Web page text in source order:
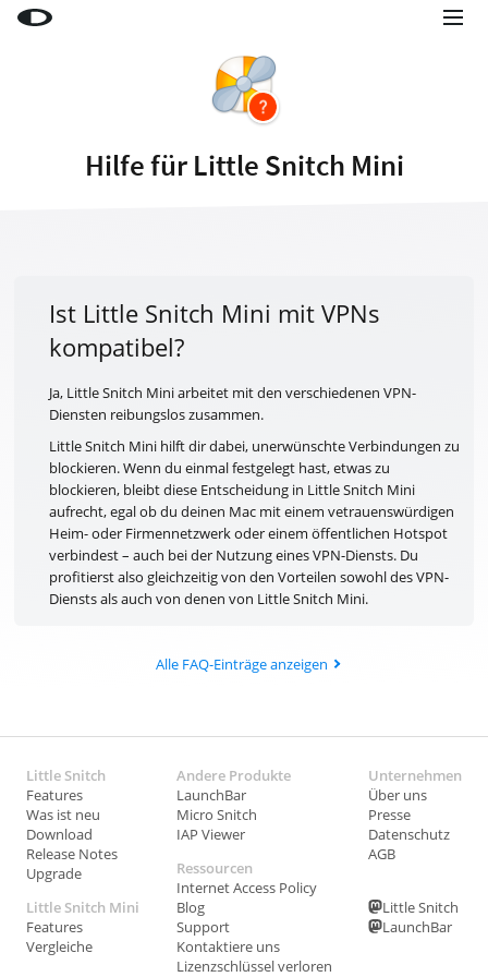
LaunchBar
Shop
Support
Blog
Hilfe für Little Snitch Mini
Ist Little Snitch Mini mit VPNs
kompatibel?
Ja, Little Snitch Mini arbeitet mit den verschiedenen VPN-
Diensten reibungslos zusammen.
Little Snitch Mini hilft dir dabei, unerwünschte Verbindungen zu
blockieren. Wenn du einmal festgelegt hast, etwas zu
blockieren, bleibt diese Entscheidung in Little Snitch Mini
aufrecht, egal ob du deinen Mac mit einem vetrauenswürdigen
Heim- oder Firmennetzwerk oder einem öffentlichen Hotspot
verbindest – auch bei der Nutzung eines VPN-Diensts. Du
profitierst also gleichzeitig von den Vorteilen sowohl des VPN-
Diensts als auch von denen von Little Snitch Mini.
Alle FAQ-Einträge anzeigen
Little Snitch
Features
Was ist neu
Download
Release Notes
Upgrade
Little Snitch Mini
Features
Vergleiche
Andere Produkte
LaunchBar
Micro Snitch
IAP Viewer
Ressourcen
Internet Access Policy
Blog
Support
Kontaktiere uns
Lizenzschlüssel verloren
Unternehmen
Über uns
Presse
Datenschutz
AGB
Little Snitch
LaunchBar